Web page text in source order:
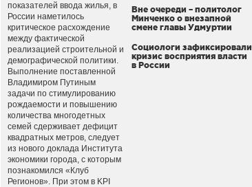
показателей ввода жилья, в
России наметилось
критическое расхождение
между фактической
реализацией строительной и
демографической политики.
Выполнение поставленной
Владимиром Путиным
задачи по стимулированию
рождаемости и повышению
количества многодетных
семей сдерживает дефицит
квадратных метров, следует
из нового доклада Института
экономики города, с которым
познакомился «Клуб
Регионов». При этом в KPI
Вне очереди – политолог
Минченко о внезапной
смене главы Удмуртии
Социологи зафиксировали
кризис восприятия власти
в России